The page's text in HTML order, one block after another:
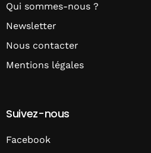
Qui sommes-nous ?
Newsletter
Nous contacter
Mentions légales
Suivez-nous
Facebook